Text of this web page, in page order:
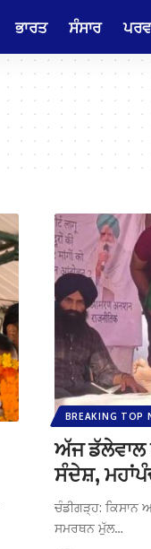
ਭਾਰਤ ਸੰਸਾਰ
BREAKING TOP
ਅੱਜ ਡੱਲੇਵਾਲ
ਸੰਦੇਸ਼,
ਚੰਡੀਗੜ੍ਹ: ਕਿਸਾਨ
ਸਮਰਥਨ ਮੁੱਲ…